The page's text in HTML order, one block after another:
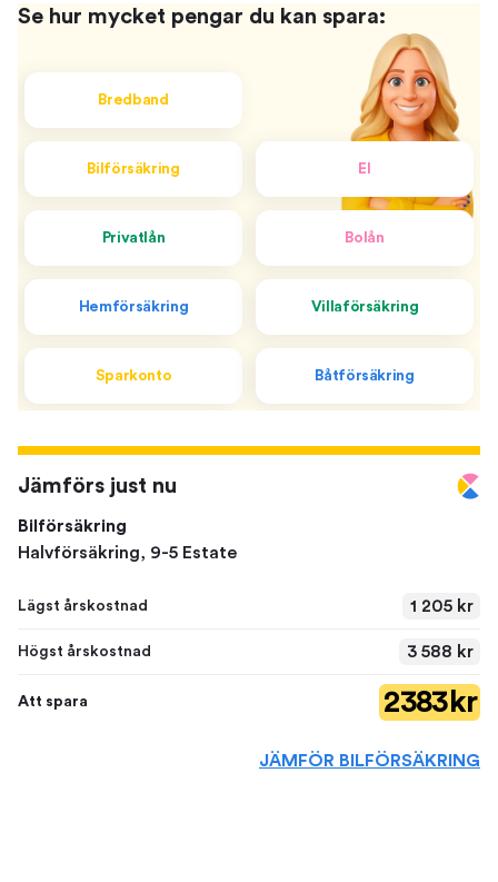
Se hur mycket pengar du kan spara:
Bredband
Bilförsäkring El
Privatlån Bolån
Hemförsäkring Villaförsäkring
Sparkonto Båtförsäkring
Jämförs just nu
Bilförsäkring
Halvförsäkring, 9-5 Estate
Lägst årskostnad 1 205 kr
Högst årskostnad 3 588 kr
Att spara 2 383 kr
JÄMFÖR BILFÖRSÄKRING